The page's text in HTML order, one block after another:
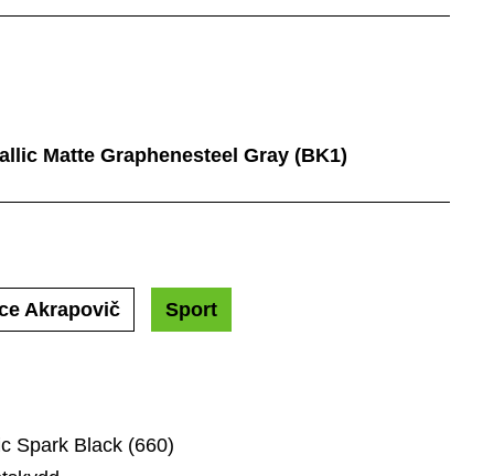
Matte Graphenesteel Gray (BK1)
Akrapovič Sport
Spark Black (660)